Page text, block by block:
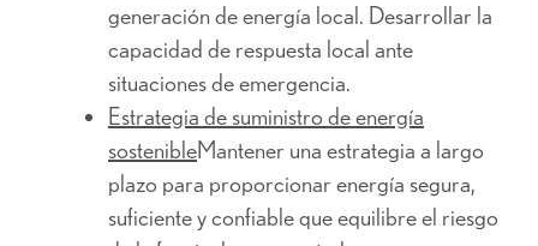
generación de energía local. Desarrollar la
capacidad de respuesta local ante
situaciones de emergencia.
Estrategia de suministro de energía
sostenibleMantener una estrategia a largo
plazo para proporcionar energía segura,
suficiente y confiable que equilibre el riesgo